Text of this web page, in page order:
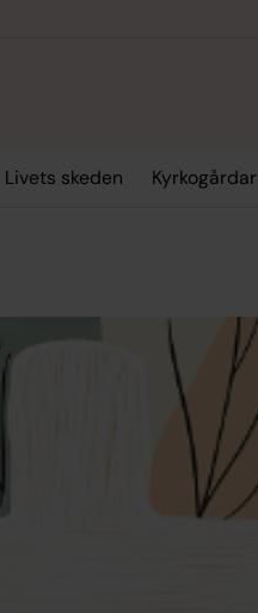
Livets skeden Kyrkogårdar